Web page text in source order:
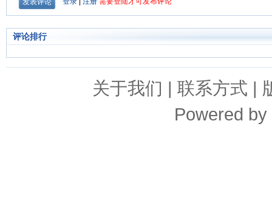
评论排行
关于我们 | 联系方式 |
Powered by